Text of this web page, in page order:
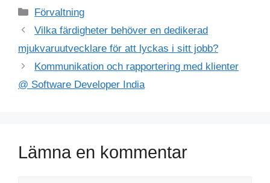
Kategorier
Förvaltning
Vilka färdigheter behöver en dedikerad
mjukvaruutvecklare för att lyckas i sitt jobb?
Kommunikation och rapportering med klienter
@ Software Developer India
Lämna en kommentar